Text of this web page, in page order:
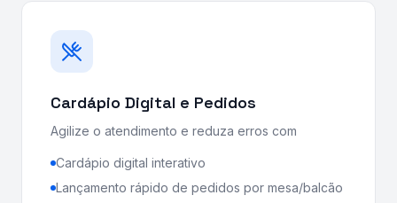
Cardápio Digital e Pedidos
Agilize o atendimento e reduza erros com
Cardápio digital interativo
Lançamento rápido de pedidos por mesa/balcão